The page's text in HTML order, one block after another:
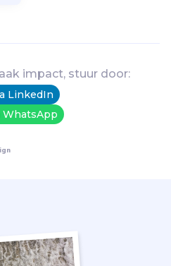
impact, stuur door:
LinkedIn
WhatsApp